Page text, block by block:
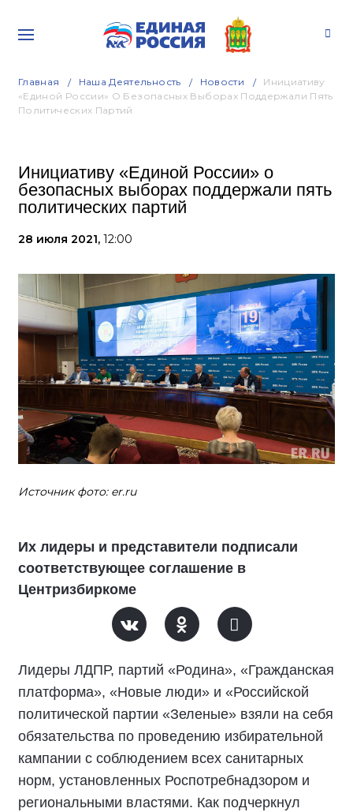
Главная Наша Деятельность Новости
Инициативу
«Единой России» О Безопасных Выборах Поддержали Пять
Политических Партий
Инициативу «Единой России» о
безопасных выборах поддержали пять
политических партий
28 июля 2021, 12:00
Источник фото: er.ru
Их лидеры и представители подписали
соответствующее соглашение в
Центризбиркоме
Лидеры ЛДПР, партий «Родина», «Гражданская
платформа», «Новые люди» и «Российской
политической партии «Зеленые» взяли на себя
обязательства по проведению избирательной
кампании с соблюдением всех санитарных
норм, установленных Роспотребнадзором и
региональными властями. Как подчеркнул